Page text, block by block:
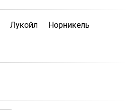
Лукойл
Норникель